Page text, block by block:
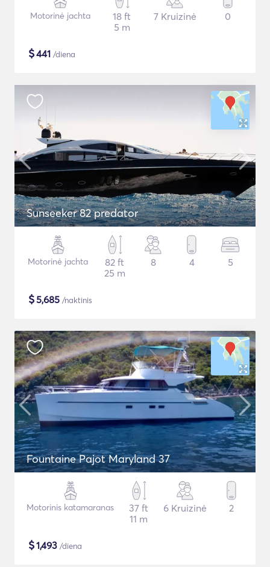
Motorinė jachta
18 ft
5 m
7 Kruizinė 0
$441 /diena
Sunseeker 82 predator
Motorinė jachta
82 ft
25 m
8 4 5
$5,685 /naktinis
Fountaine Pajot Maryland 37
Motorinis katamaranas
37 ft
11 m
6 Kruizinė 2
$1,493 /diena